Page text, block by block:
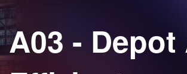
A03 - Depot